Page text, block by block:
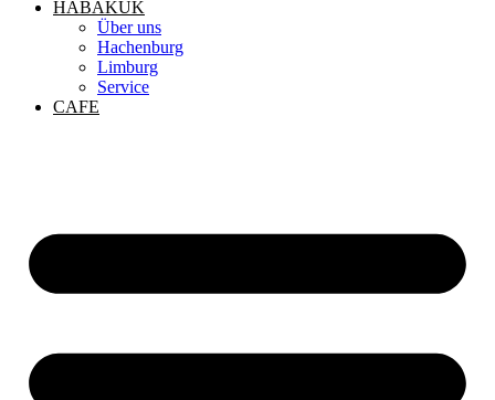
HABAKUK
Über uns
Hachenburg
Limburg
Service
CAFE